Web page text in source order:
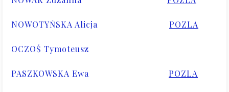
NOWOTYŃSKA Alicja POZLA
OCZOŚ Tymoteusz
PASZKOWSKA Ewa POZLA